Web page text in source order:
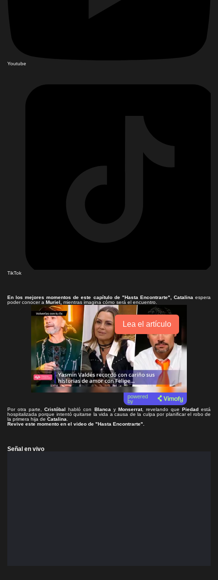
Youtube
TikTok
En los mejores momentos de este capítulo de "Hasta Encontrarte" , Catalinaespera
poder conocer a Muriel, mientras imagina cómo será el encuentro.
Lea el artículo
powered
by
Por otra parte,Cristóbal habló con Blanca y Monserrat, revelando que Piedadestá
hospitalizada porque intentó quitarse la vida a causa de la culpa por planificar el robo de
la primera hija de Catalina
Revive este momento en el video de "Hasta Encontrarte"
Señal en vivo